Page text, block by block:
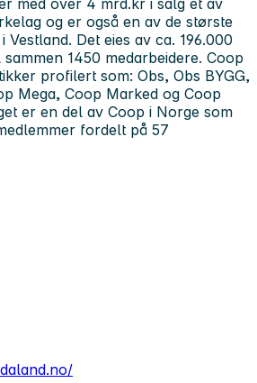
og er også en av de største
Det eies av ca. 196.000
1450 medarbeidere. Coop
profilert som: Obs, Obs BYGG,
Mega, Coop Marked og Coop
er en del av Coop i Norge som
fordelt på 57